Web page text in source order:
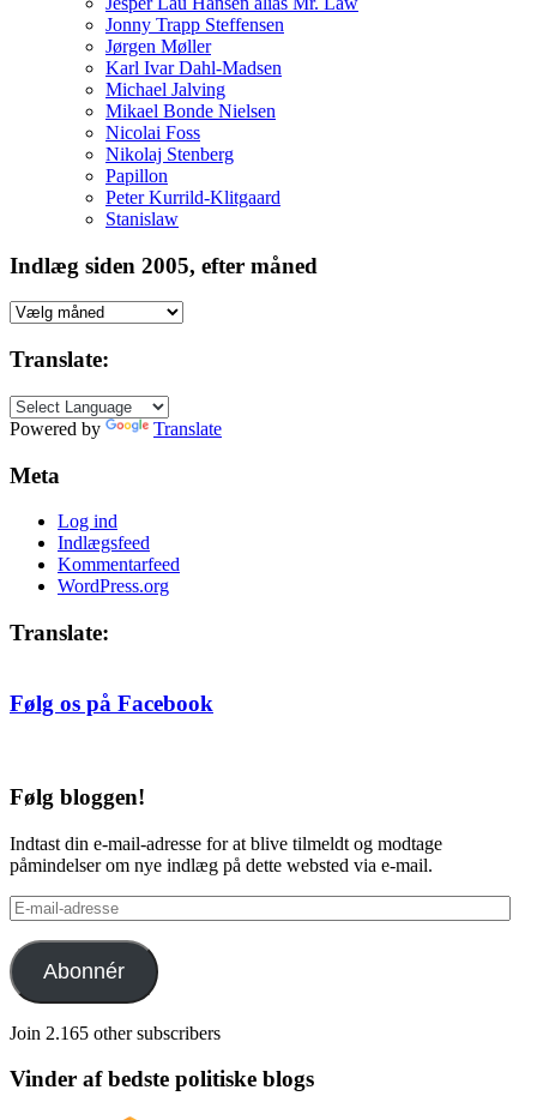
Jonny Trapp Steffensen
Jørgen Møller
Karl Ivar Dahl-Madsen
Michael Jalving
Mikael Bonde Nielsen
Nicolai Foss
Nikolaj Stenberg
Papillon
Peter Kurrild-Klitgaard
Stanislaw
Indlæg siden 2005, efter måned
Indlæg
2005,
måned
Translate:
Powered by Translate
Meta
Log ind
Indlægsfeed
Kommentarfeed
WordPress.org
Translate:
Følg os på Facebook
Følg bloggen!
Indtast din e-mail-adresse for at blive tilmeldt og modtage
påmindelser om nye indlæg på dette websted via e-mail.
E-
mail-
adresse
Abonnér
Join 2.165 other subscribers
Vinder af bedste politiske blogs